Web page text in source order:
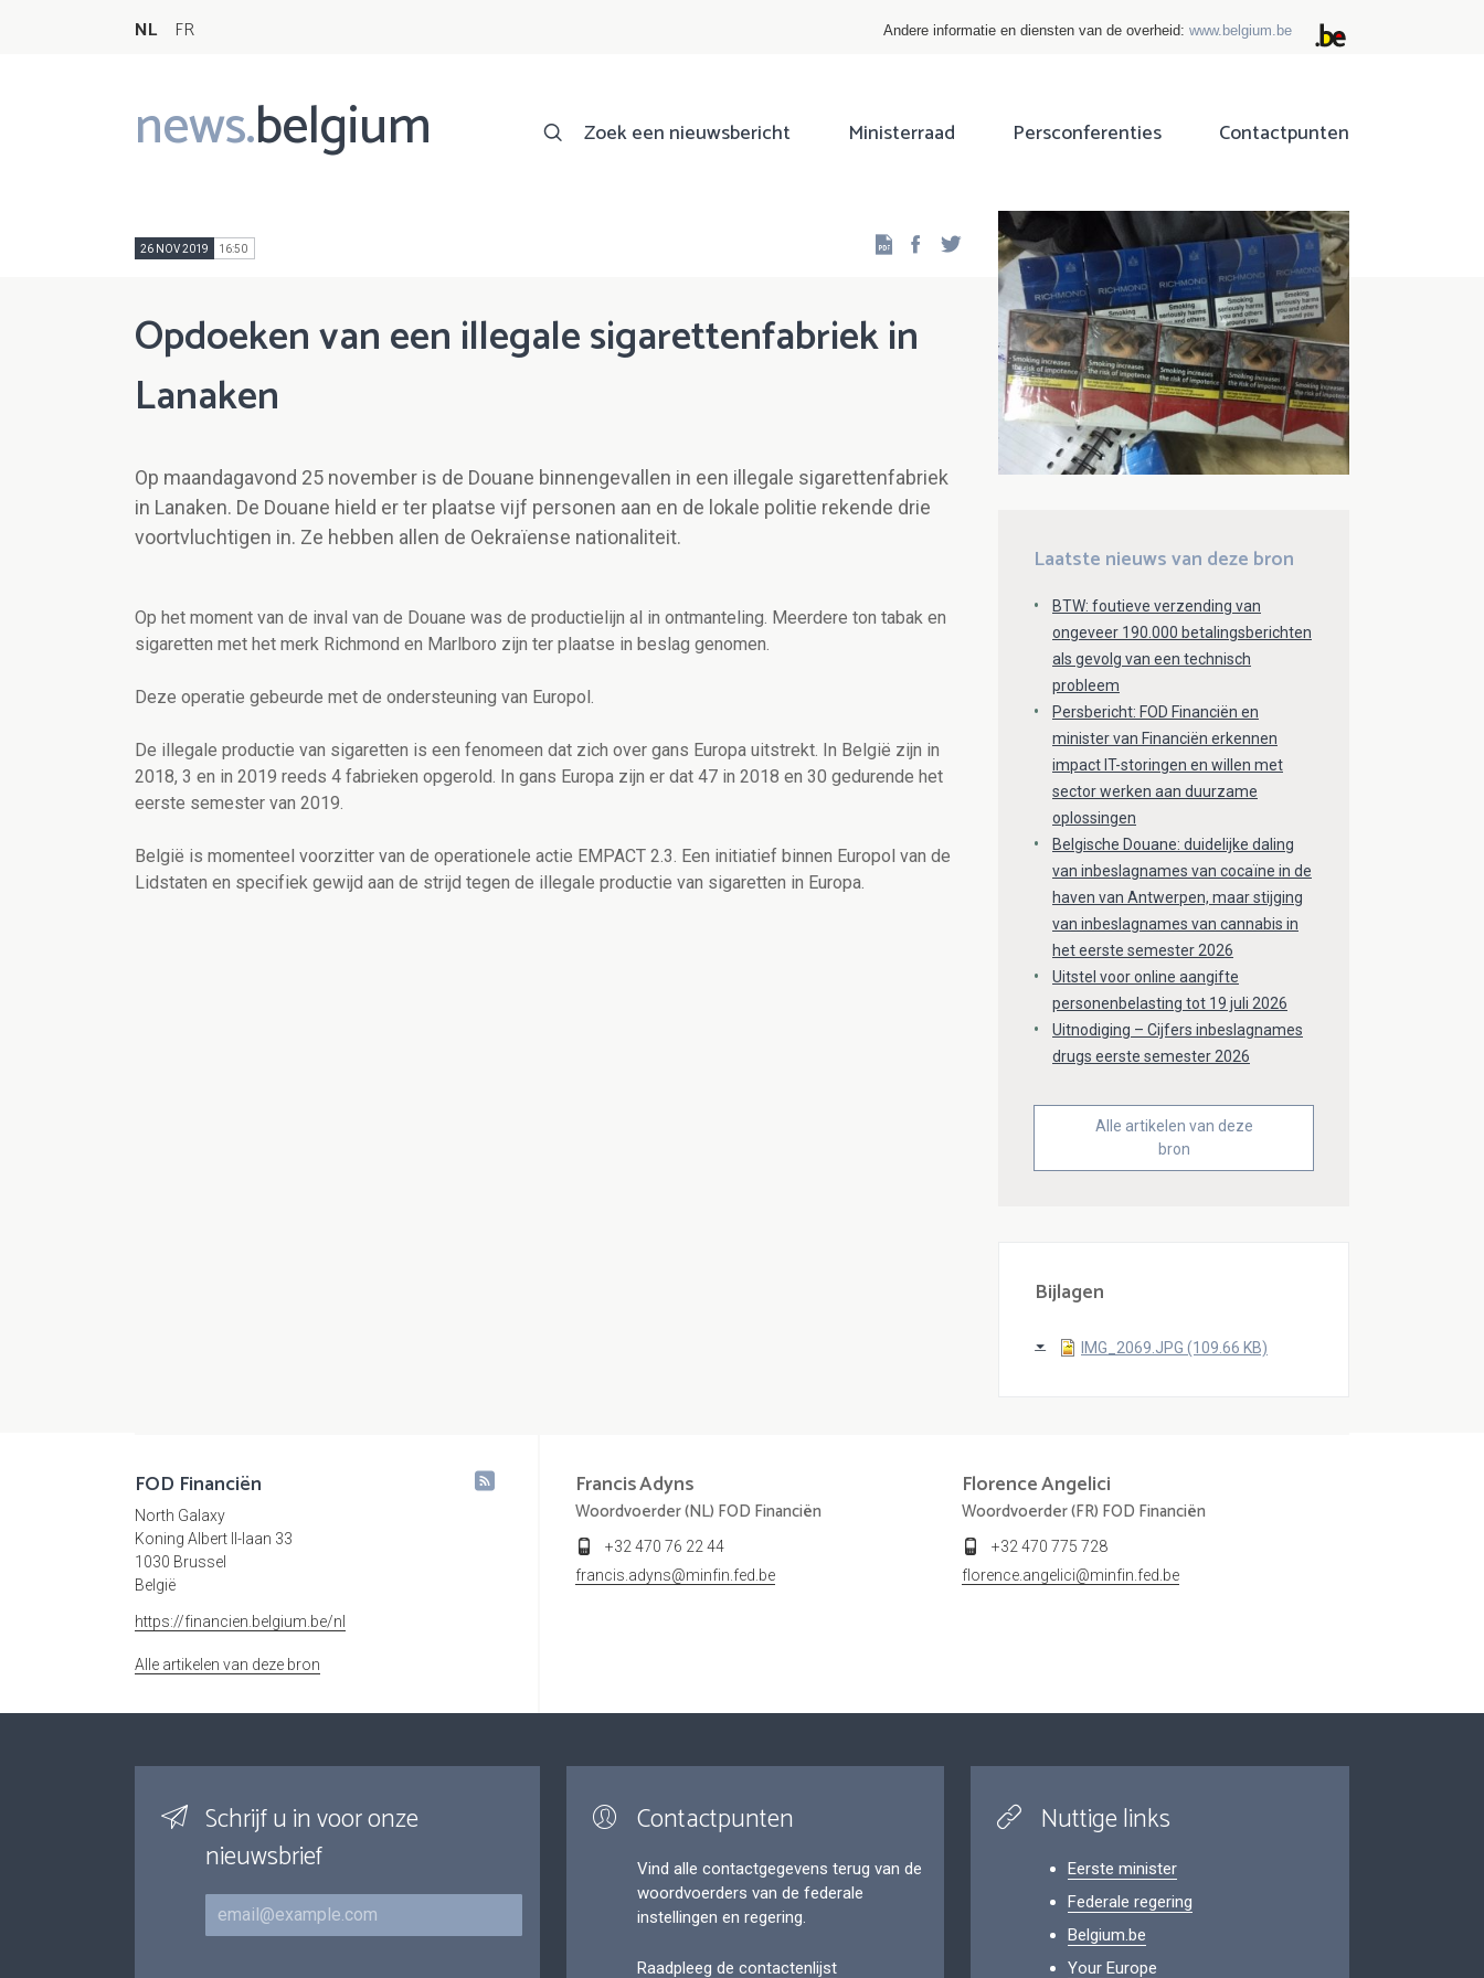
NL FR Andere informatie en diensten van de overheid: www.belgium.be
news.belgium
Main
navigation
Zoek een nieuwsbericht Ministerraad Persconferenties Contactpunten
26 NOV 2019 16:50 Facebook
Twitter
Opdoeken van een illegale sigarettenfabriek in
Lanaken
Op maandagavond 25 november is de Douane binnengevallen in een illegale sigarettenfabriek
in Lanaken. De Douane hield er ter plaatse vijf personen aan en de lokale politie rekende drie
voortvluchtigen in. Ze hebben allen de Oekraïense nationaliteit.
Op het moment van de inval van de Douane was de productielijn al in ontmanteling. Meerdere ton tabak en
sigaretten met het merk Richmond en Marlboro zijn ter plaatse in beslag genomen.
Deze operatie gebeurde met de ondersteuning van Europol.
De illegale productie van sigaretten is een fenomeen dat zich over gans Europa uitstrekt. In België zijn in
2018, 3 en in 2019 reeds 4 fabrieken opgerold. In gans Europa zijn er dat 47 in 2018 en 30 gedurende het
eerste semester van 2019.
België is momenteel voorzitter van de operationele actie EMPACT 2.3. Een initiatief binnen Europol van de
Lidstaten en specifiek gewijd aan de strijd tegen de illegale productie van sigaretten in Europa.
Laatste nieuws van deze bron
BTW: foutieve verzending van
ongeveer 190.000 betalingsberichten
als gevolg van een technisch
probleem
Persbericht: FOD Financiën en
minister van Financiën erkennen
impact IT-storingen en willen met
sector werken aan duurzame
oplossingen
Belgische Douane: duidelijke daling
van inbeslagnames van cocaïne in de
haven van Antwerpen, maar stijging
van inbeslagnames van cannabis in
het eerste semester 2026
Uitstel voor online aangifte
personenbelasting tot 19 juli 2026
Uitnodiging – Cijfers inbeslagnames
drugs eerste semester 2026
Alle artikelen van deze
bron
Bijlagen
IMG_2069.JPG (109.66 KB)
FOD Financiën
North Galaxy
Koning Albert II-laan 33
1030 Brussel
België
https://financien.belgium.be/nl
Alle artikelen van deze bron
FrancisAdyns
Woordvoerder (NL) FOD Financiën
+32 470 76 22 44
francis.adyns@minfin.fed.be
FlorenceAngelici
Woordvoerder (FR) FOD Financiën
+32 470 775 728
florence.angelici@minfin.fed.be
Schrijf u in voor onze
nieuwsbrief
E-mail
Contactpunten
Vind alle contactgegevens terug van de
woordvoerders van de federale
instellingen en regering.
Raadpleeg de contactenlijst
Nuttige links
Eerste minister
Federale regering
Belgium.be
Your Europe